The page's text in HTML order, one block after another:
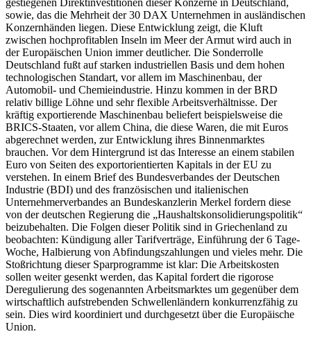
sowie, das die Mehrheit der 30 DAX Unternehmen in ausländischen
Konzernhänden liegen. Diese Entwicklung zeigt, die Kluft
zwischen hochprofitablen Inseln im Meer der Armut wird auch in
der Europäischen Union immer deutlicher. Die Sonderrolle
Deutschland fußt auf starken industriellen Basis und dem hohen
technologischen Standart, vor allem im Maschinenbau, der
Automobil- und Chemieindustrie. Hinzu kommen in der BRD
relativ billige Löhne und sehr flexible Arbeitsverhältnisse. Der
kräftig exportierende Maschinenbau beliefert beispielsweise die
BRICS-Staaten, vor allem China, die diese Waren, die mit Euros
abgerechnet werden, zur Entwicklung ihres Binnenmarktes
brauchen. Vor dem Hintergrund ist das Interesse an einem stabilen
Euro von Seiten des exportorientierten Kapitals in der EU zu
verstehen. In einem Brief des Bundesverbandes der Deutschen
Industrie (BDI) und des französischen und italienischen
Unternehmerverbandes an Bundeskanzlerin Merkel fordern diese
von der deutschen Regierung die „Haushaltskonsolidierungspolitik“
beizubehalten. Die Folgen dieser Politik sind in Griechenland zu
beobachten: Kündigung aller Tarifverträge, Einführung der 6 Tage-
Woche, Halbierung von Abfindungszahlungen und vieles mehr. Die
Stoßrichtung dieser Sparprogramme ist klar: Die Arbeitskosten
sollen weiter gesenkt werden, das Kapital fordert die rigorose
Deregulierung des sogenannten Arbeitsmarktes um gegenüber dem
wirtschaftlich aufstrebenden Schwellenländern konkurrenzfähig zu
sein. Dies wird koordiniert und durchgesetzt über die Europäische
Union.